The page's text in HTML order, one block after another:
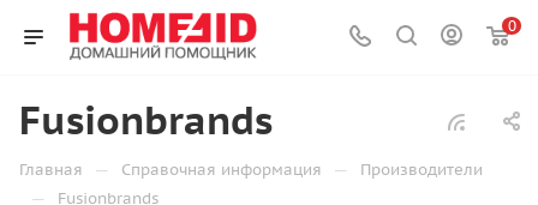
0
Fusionbrands
Главная — Справочная информация — Производители
— Fusionbrands